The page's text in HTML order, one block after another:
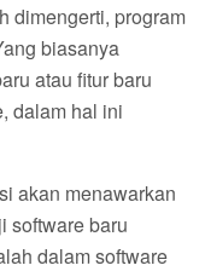
dimengerti, program
biasanya
atau fitur baru
dalam hal ini
akan menawarkan
software baru
dalam software